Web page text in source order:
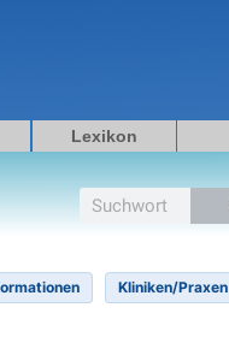
Lexikon
Suche
Kliniken/Praxen